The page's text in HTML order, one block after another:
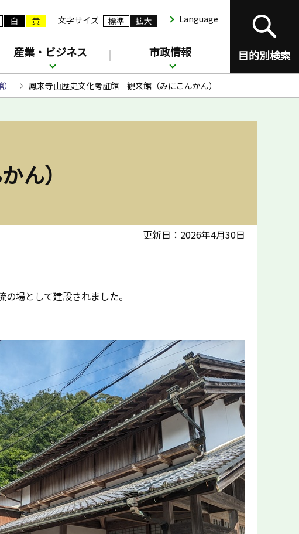
文字サイズ Language
目的別検索
産業・ビジネス 市政情報
鳳来寺山歴史文化考証館 観来館（みにこんかん）
ん）
更新日：2026年4月30日
場として建設されました。